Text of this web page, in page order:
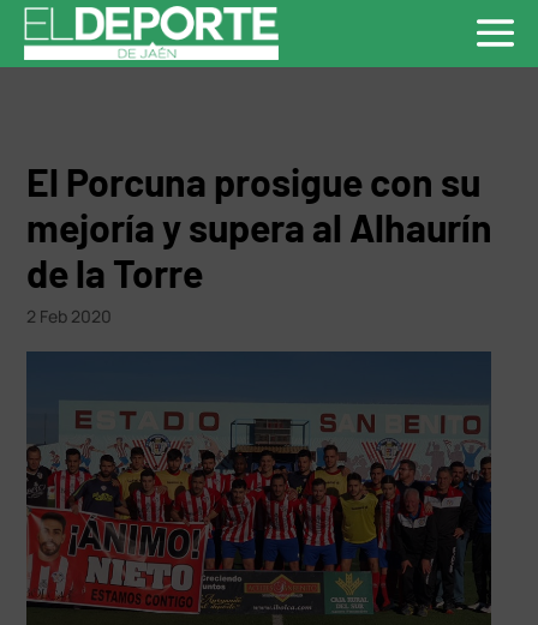
El Porcuna prosigue con su
mejoría y supera al Alhaurín
de la Torre
2 Feb 2020